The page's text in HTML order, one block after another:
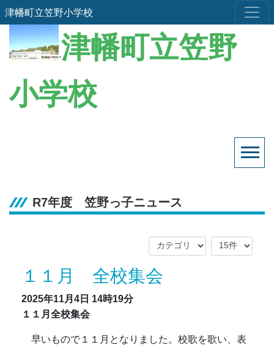
津幡町立笠野小学校
.津幡町立笠野
小学校
R7年度 笠野っ子ニュース
１１月 全校集会
2025年11月4日 14時19分
１１月全校集会
早いもので１１月となりました。校歌を歌い、表